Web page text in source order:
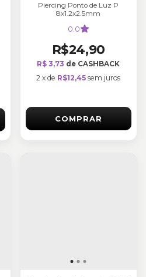
Piercing Ponto de Luz P
8x1.2x2.5mm
0.0
R$24,90
R$ 3,73 de CASHBACK
2 xde R$12,45 sem juros
COMPRAR